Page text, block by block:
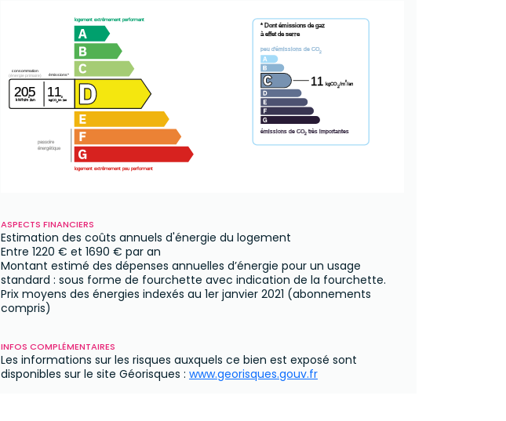
passoire
énergétique
logement extrêmement performant
logement extrêmement peu performant
consommation
(énergie primaire)
205
kWh/m²/an
émissions*
11
kgCO2 /m
²
/an
* Dont émissions de gaz
à effet de serre
peu d'émissions de CO2
émissions de CO2 très importantes
11 kgCO2/m²/an
ASPECTS FINANCIERS
Estimation des coûts annuels d'énergie du logement
Entre 1220 € et 1690 € par an
Montant estimé des dépenses annuelles d’énergie pour un usage
standard : sous forme de fourchette avec indication de la fourchette.
Prix moyens des énergies indexés au 1er janvier 2021 (abonnements
compris)
INFOS COMPLÉMENTAIRES
Les informations sur les risques auxquels ce bien est exposé sont
disponibles sur le site Géorisques : www.georisques.gouv.fr